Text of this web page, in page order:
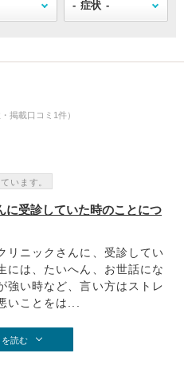
掲載口コミ1件）
います。
に受診していた時のことにつ
リニックさんに、受診してい
には、たいへん、お世話にな
強い時など、言い方はストレ
いことをは...
読む